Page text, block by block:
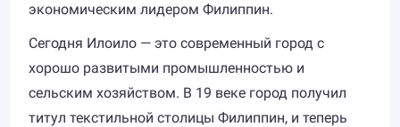
экономическим лидером Филиппин.
Сегодня Илоило — это современный город с
хорошо развитыми промышленностью и
сельским хозяйством. В 19 веке город получил
титул текстильной столицы Филиппин, и теперь